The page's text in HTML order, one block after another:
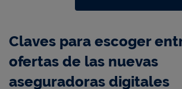
Claves para escoger
ofertas de las nuevas
aseguradoras digitales